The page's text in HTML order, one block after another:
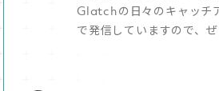
Glatchの日々のキャッチ
で発信していますので、ぜ